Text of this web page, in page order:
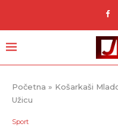
Početna » Košarkaši
Užicu
Sport